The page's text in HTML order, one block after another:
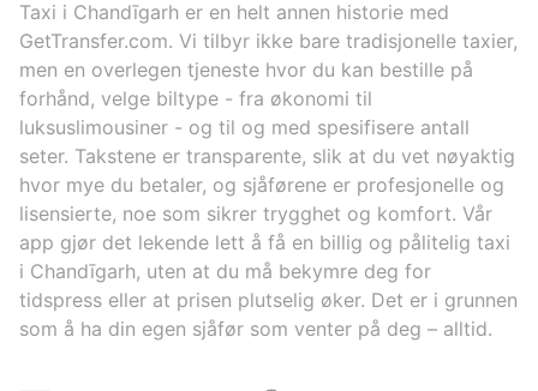
Taxi i Chandīgarh er en helt annen historie med
GetTransfer.com. Vi tilbyr ikke bare tradisjonelle taxier,
men en overlegen tjeneste hvor du kan bestille på
forhånd, velge biltype - fra økonomi til
luksuslimousiner - og til og med spesifisere antall
seter. Takstene er transparente, slik at du vet nøyaktig
hvor mye du betaler, og sjåførene er profesjonelle og
lisensierte, noe som sikrer trygghet og komfort. Vår
app gjør det lekende lett å få en billig og pålitelig taxi
i Chandīgarh, uten at du må bekymre deg for
tidspress eller at prisen plutselig øker. Det er i grunnen
som å ha din egen sjåfør som venter på deg – alltid.